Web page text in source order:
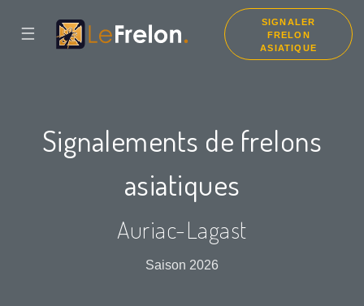
☰
SIGNALER
FRELON
ASIATIQUE
Signalements de frelons
asiatiques
Auriac-Lagast
Saison 2026